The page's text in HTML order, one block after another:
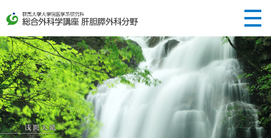
ホーム
当科について
医学生・研修医の皆さんへ